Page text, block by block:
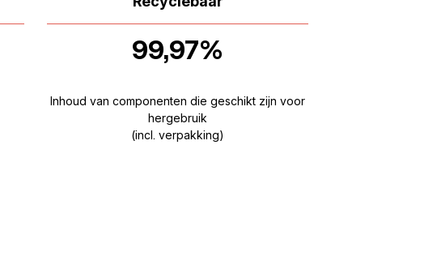
99,97%
Inhoud van componenten die geschikt zijn voor
hergebruik
(incl. verpakking)